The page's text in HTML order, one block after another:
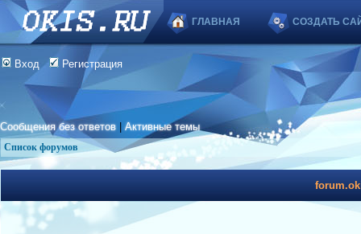
ГЛАВНАЯ СОЗДАТЬ
Вход Регистрация
Сообщения без ответов |Активные темы
Список форумов